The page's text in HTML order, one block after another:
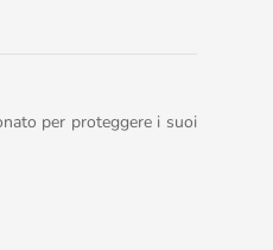
per proteggere i suoi